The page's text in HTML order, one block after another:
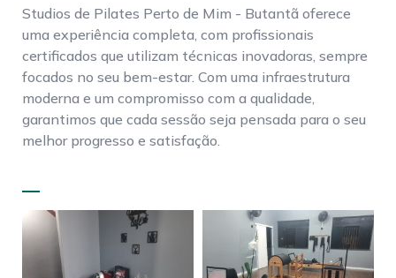
Studios de Pilates Perto de Mim - Butantã oferece
uma experiência completa, com profissionais
certificados que utilizam técnicas inovadoras, sempre
focados no seu bem-estar. Com uma infraestrutura
moderna e um compromisso com a qualidade,
garantimos que cada sessão seja pensada para o seu
melhor progresso e satisfação.